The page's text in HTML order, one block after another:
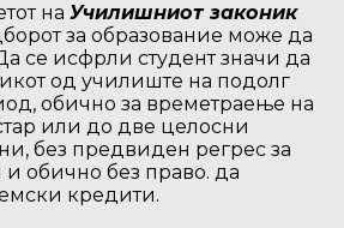
наУчилишниот законик
за образование може да
се исфрли студент значи да
од училиште на подолг
обично за времетраење на
или до две целосни
без предвиден регрес за
обично без право. да
кредити.